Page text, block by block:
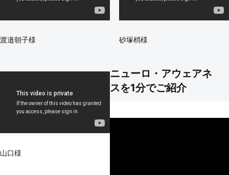
渡邉朝子様 砂塚梢様
山口様
ニューロ・アウェアネ
スを1分でご紹介